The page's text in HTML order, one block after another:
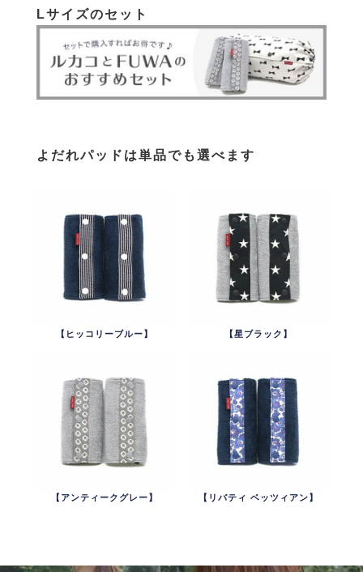
Lサイズのセット
よだれパッドは単品でも選べます
【ヒッコリーブルー】 【星ブラック】
【アンティークグレー】 【リバティ ベッツィアン】